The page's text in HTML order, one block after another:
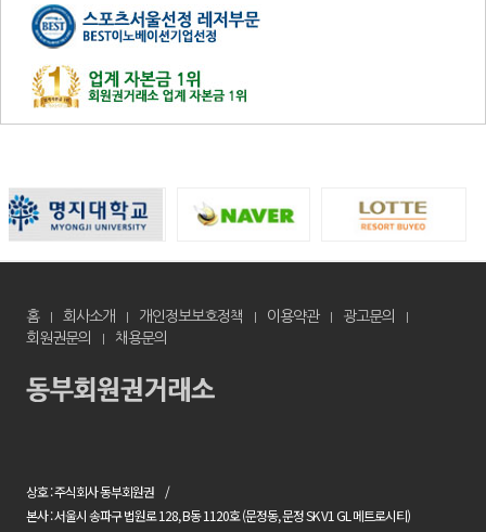
홈 회사소개 개인정보보호정책 이용약관
광고문의
회원권문의
채용문의
상호 : 주식회사 동부회원권
본사 : 서울시 송파구 법원로 128, B동 1120호 (문정동, 문정 SK V1 GL 메트로시티)